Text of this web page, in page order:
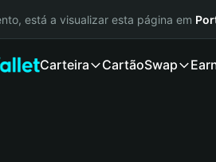
está a visualizar esta página em
Carteira CartãoSwap